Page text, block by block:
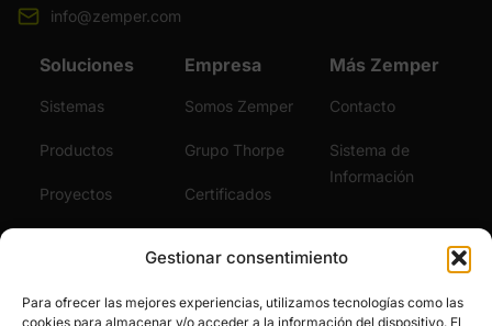
Gestionar consentimiento
Para ofrecer las mejores experiencias, utilizamos tecnologías como las
cookies para almacenar y/o acceder a la información del dispositivo. El
info@zemper.com
Soluciones
Sistemas
Productos
Proyectos
Empresa
Somos Zemper
Grupo Thorpe
Certificados
Más Zemper
Contacto
Sistema de
Información